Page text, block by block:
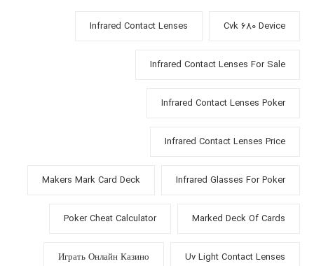
Cvk 680 Device
Infrared Contact Lenses
Infrared Contact Lenses For Sale
Infrared Contact Lenses Poker
Infrared Contact Lenses Price
Infrared Glasses For Poker
Makers Mark Card Deck
Marked Deck Of Cards
Poker Cheat Calculator
Uv Light Contact Lenses
Играть Онлайн Казино